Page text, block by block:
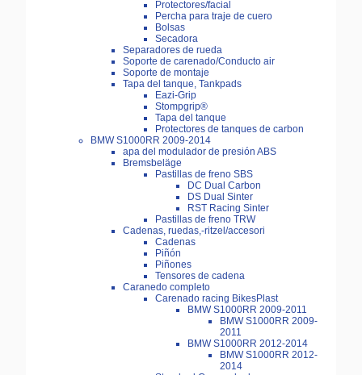
Protectores/facial
Percha para traje de cuero
Bolsas
Secadora
Separadores de rueda
Soporte de carenado/Conducto air
Soporte de montaje
Tapa del tanque, Tankpads
Eazi-Grip
Stompgrip®
Tapa del tanque
Protectores de tanques de carbon
BMW S1000RR 2009-2014
apa del modulador de presión ABS
Bremsbeläge
Pastillas de freno SBS
DC Dual Carbon
DS Dual Sinter
RST Racing Sinter
Pastillas de freno TRW
Cadenas, ruedas,-ritzel/accesori
Cadenas
Piñón
Piñones
Tensores de cadena
Caranedo completo
Carenado racing BikesPlast
BMW S1000RR 2009-2011
BMW S1000RR 2009-
2011
BMW S1000RR 2012-2014
BMW S1000RR 2012-
2014